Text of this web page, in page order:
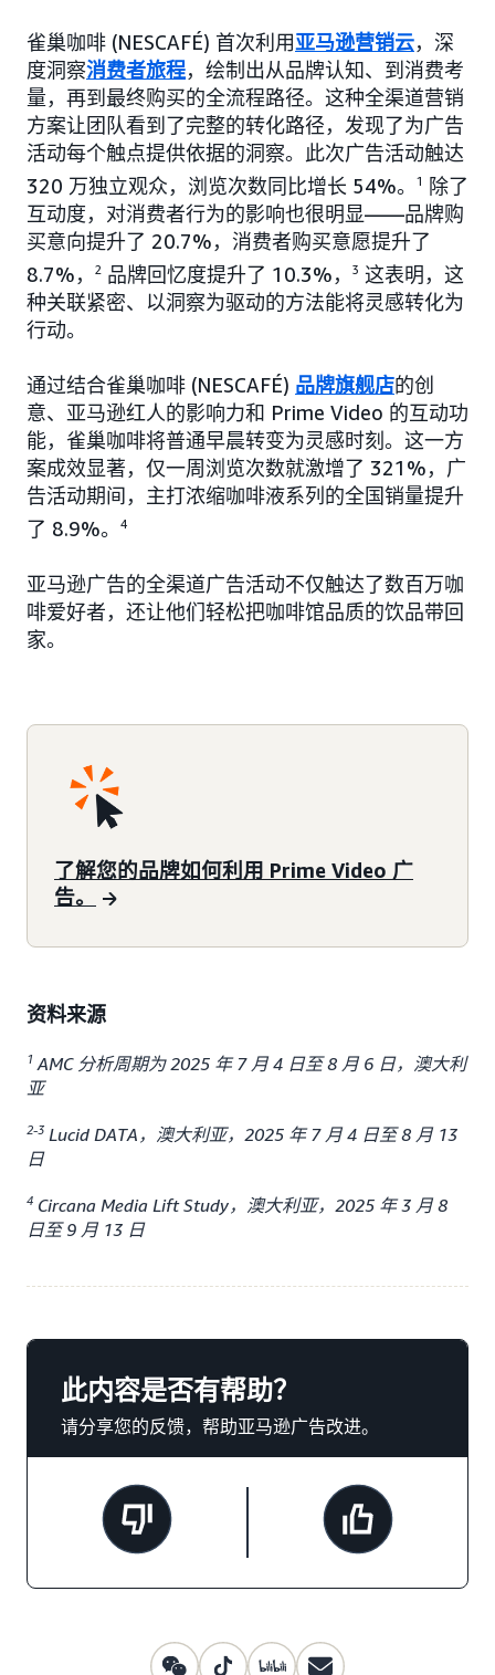
雀巢咖啡 (NESCAFÉ) 首次利用亚马逊营销云，深
度洞察消费者旅程，绘制出从品牌认知、到消费考
量，再到最终购买的全流程路径。这种全渠道营销
方案让团队看到了完整的转化路径，发现了为广告
活动每个触点提供依据的洞察。此次广告活动触达
320 万独立观众，浏览次数同比增长 54%。
1
除了
互动度，对消费者行为的影响也很明显——品牌购
买意向提升了 20.7%，消费者购买意愿提升了
8.7%，
2 品牌回忆度提升了 10.3%， 3 这表明，这
种关联紧密、以洞察为驱动的方法能将灵感转化为
行动。
通过结合雀巢咖啡 (NESCAFÉ) 品牌旗舰店的创
意、亚马逊红人的影响力和 Prime Video 的互动功
能，雀巢咖啡将普通早晨转变为灵感时刻。这一方
案成效显著，仅一周浏览次数就激增了 321%，广
告活动期间，主打浓缩咖啡液系列的全国销量提升
了 8.9%。
4
亚马逊广告的全渠道广告活动不仅触达了数百万咖
啡爱好者，还让他们轻松把咖啡馆品质的饮品带回
家。
了解您的品牌如何利用 Prime Video 广
告。
资料来源
1 AMC 分析周期为 2025 年 7 月 4 日至 8 月 6 日，澳大利
亚
2-3 Lucid DATA，澳大利亚，2025 年 7 月 4 日至 8 月 13
日
4 Circana Media Lift Study，澳大利亚，2025 年 3 月 8
日至 9 月 13 日
此内容是否有帮助？
请分享您的反馈，帮助亚马逊广告改进。